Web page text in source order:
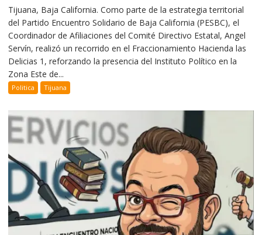
Tijuana, Baja California. Como parte de la estrategia territorial
del Partido Encuentro Solidario de Baja California (PESBC), el
Coordinador de Afiliaciones del Comité Directivo Estatal, Angel
Servín, realizó un recorrido en el Fraccionamiento Hacienda las
Delicias 1, reforzando la presencia del Instituto Político en la
Zona Este de...
Politica Tijuana